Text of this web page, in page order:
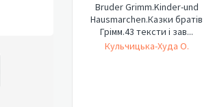
Bruder Grimm.Kinder-und
Hausmarchen.Казки братів
Грімм.43 тексти і зав...
Кульчицька-Худа О.